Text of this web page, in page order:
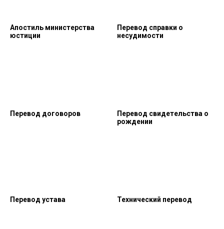
Апостиль министерства
юстиции
Перевод справки о
несудимости
Перевод договоров
Перевод свидетельства о
рождении
Перевод устава Технический перевод